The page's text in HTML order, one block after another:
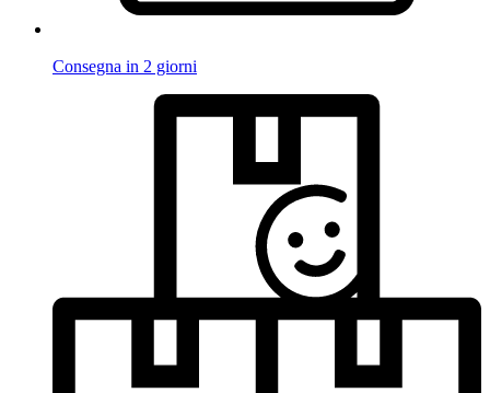
Consegna in 2 giorni